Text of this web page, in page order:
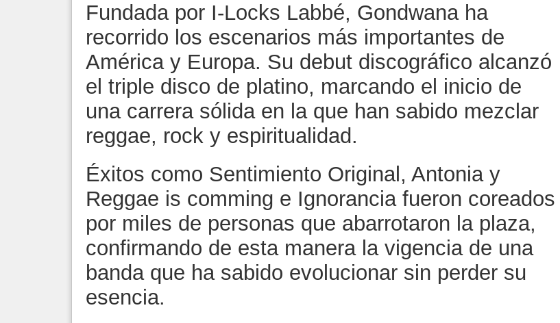
Fundada por I-Locks Labbé, Gondwana ha
recorrido los escenarios más importantes de
América y Europa. Su debut discográfico alcanzó
el triple disco de platino, marcando el inicio de
una carrera sólida en la que han sabido mezclar
reggae, rock y espiritualidad.
Éxitos como Sentimiento Original, Antonia y
Reggae is comming e Ignorancia fueron coreados
por miles de personas que abarrotaron la plaza,
confirmando de esta manera la vigencia de una
banda que ha sabido evolucionar sin perder su
esencia.